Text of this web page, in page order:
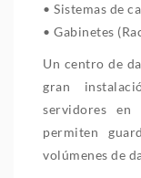
• Sistemas de
• Gabinetes
Un centro de
gran
servidores
permiten
volúmenes de